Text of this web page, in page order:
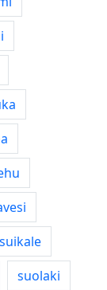
suikale
suolaki